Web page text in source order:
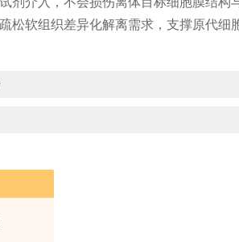
松软组织差异化解离需求，支撑原代细